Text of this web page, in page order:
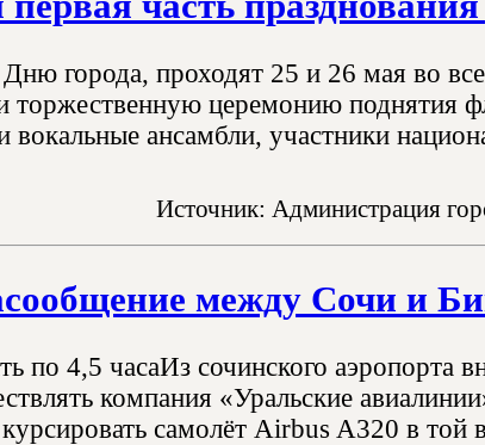
города, проходят 25 и 26 мая во
торжественную церемонию поднятия
ансамбли, участники
Источник: Администрация
между Сочи и
по 4,5 часаИз сочинского аэропорта
компания «Уральские
самолёт Airbus A320 в той